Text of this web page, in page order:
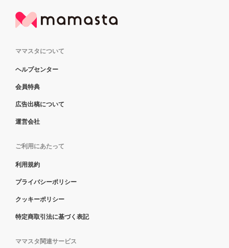
ママスタについて
ヘルプセンター
会員特典
広告出稿について
運営会社
ご利用にあたって
利用規約
プライバシーポリシー
クッキーポリシー
特定商取引法に基づく表記
ママスタ関連サービス